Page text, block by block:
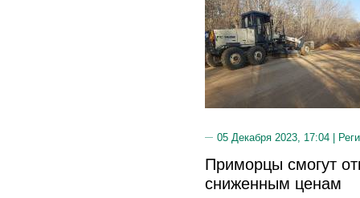
05 Декабря 2023, 17:04 |
Приморцы смогут
сниженным ценам